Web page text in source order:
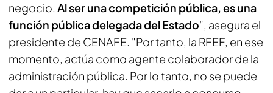
negocio. Al ser una competición pública, es una
función pública delegada del Estado", asegura el
presidente de CENAFE. "Por tanto, la RFEF, en ese
momento, actúa como agente colaborador de la
administración pública. Por lo tanto, no se puede